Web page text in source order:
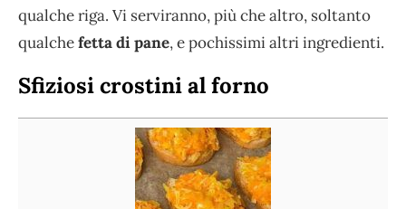
qualche riga. Vi serviranno, più che altro, soltanto
qualchefetta di pane, e pochissimi altri ingredienti.
Sfiziosi crostini al forno